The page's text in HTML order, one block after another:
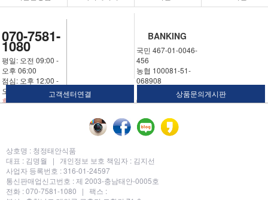
070-7581-
1080
평일: 오전 09:00 -
오후 06:00
점심: 오후 12:00 -
오후 01:00
휴일: 토요일,일요
BANKING
국민 467-01-0046-
456
농협 100081-51-
068908
우체국 311324-02-
030250
고객센터연결 상품문의게시판
상호명 : 청정태안식품
대표 : 김명월 | 개인정보 보호 책임자 : 김지선
사업자 등록번호 :316-01-24597
통신판매업신고번호 :제 2003-충남태안-0005호
전화 :070-7581-1080 | 팩스 :